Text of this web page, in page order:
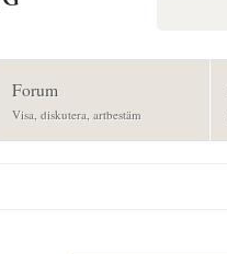
Forum
Visa, diskutera, artbestäm